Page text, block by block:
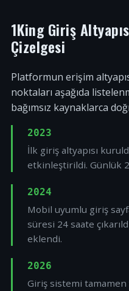
1King Giriş
Çizelgesi
Platformun erişim
noktaları aşağıda
bağımsız kaynaklarca
2023
İlk giriş altyapısı
etkinleştirildi. Günlük
2024
Mobil uyumlu giriş
süresi 24 saate
eklendi.
2026
Giriş sistemi tamamen